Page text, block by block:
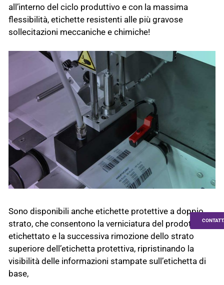
all’interno del ciclo produttivo e con la massima
flessibilità, etichette resistenti alle più gravose
sollecitazioni meccaniche e chimiche!
Sono disponibili anche etichette protettive a doppio
strato, che consentono la verniciatura del prodotto
etichettato e la successiva rimozione dello strato
superiore dell’etichetta protettiva, ripristinando la
visibilità delle informazioni stampate sull’etichetta di
base,